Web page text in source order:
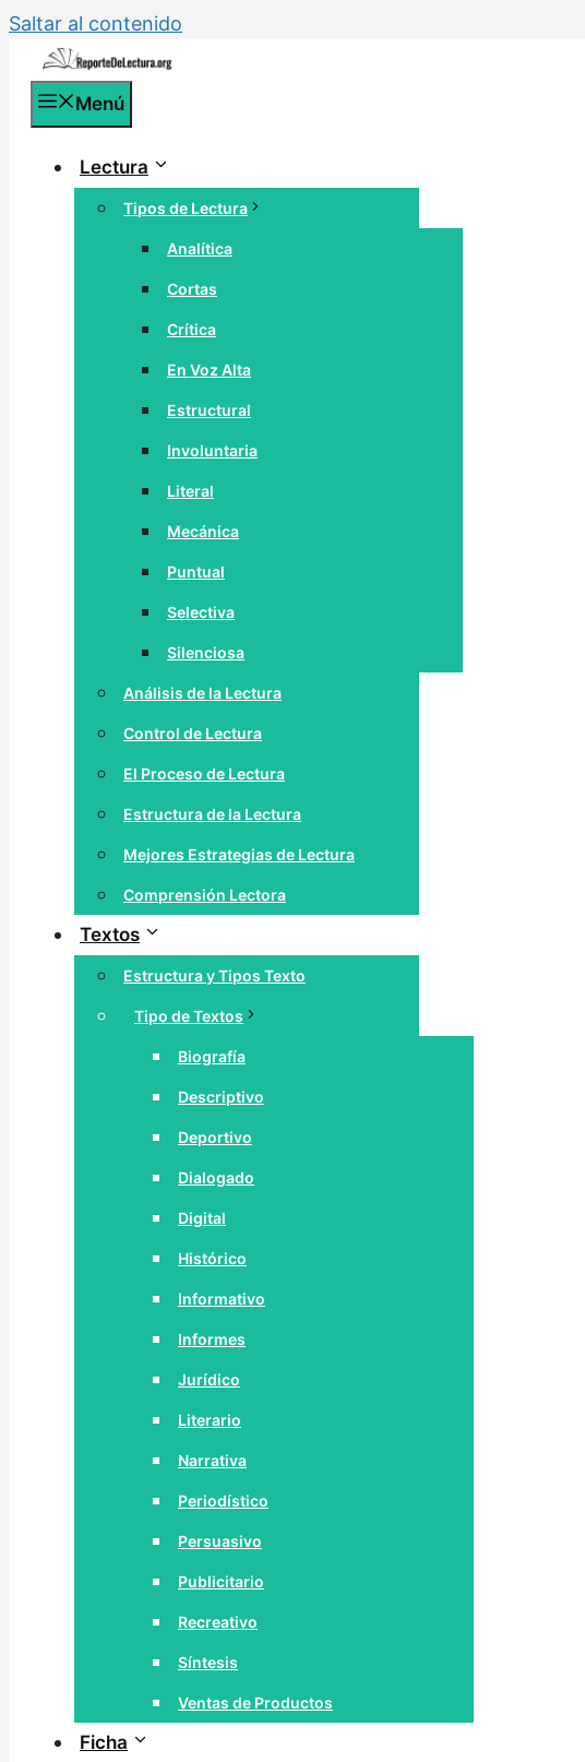
Saltar al contenido
Menú
Lectura
Tipos de Lectura
Analítica
Cortas
Crítica
En Voz Alta
Estructural
Involuntaria
Literal
Mecánica
Puntual
Selectiva
Silenciosa
Análisis de la Lectura
Control de Lectura
El Proceso de Lectura
Estructura de la Lectura
Mejores Estrategias de Lectura
Comprensión Lectora
Textos
Estructura y Tipos Texto
Tipo de Textos
Biografía
Descriptivo
Deportivo
Dialogado
Digital
Histórico
Informativo
Informes
Jurídico
Literario
Narrativa
Periodístico
Persuasivo
Publicitario
Recreativo
Síntesis
Ventas de Productos
Ficha